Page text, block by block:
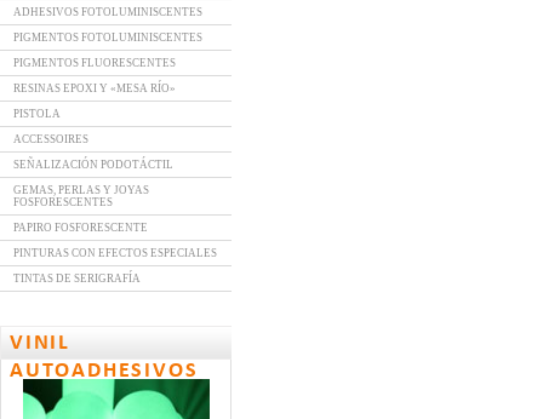
ADHESIVOS FOTOLUMINISCENTES
PIGMENTOS FOTOLUMINISCENTES
PIGMENTOS FLUORESCENTES
RESINAS EPOXI Y «MESA RÍO»
PISTOLA
ACCESSOIRES
SEÑALIZACIÓN PODOTÁCTIL
GEMAS, PERLAS Y JOYAS
FOSFORESCENTES
PAPIRO FOSFORESCENTE
PINTURAS CON EFECTOS ESPECIALES
TINTAS DE SERIGRAFÍA
VINIL
AUTOADHESIVOS